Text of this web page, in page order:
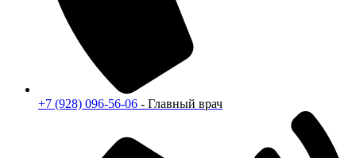
+7 (928) 096-56-06 - Главный врач